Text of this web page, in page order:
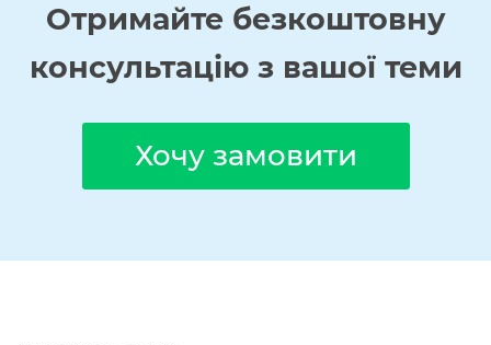
Отримайте безкоштовну
консультацію з вашої теми
Хочу замовити